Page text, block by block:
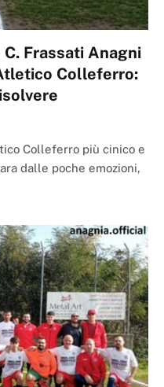
Frassati Anagni
Colleferro:
Colleferro più cinico e
dalle poche emozioni,